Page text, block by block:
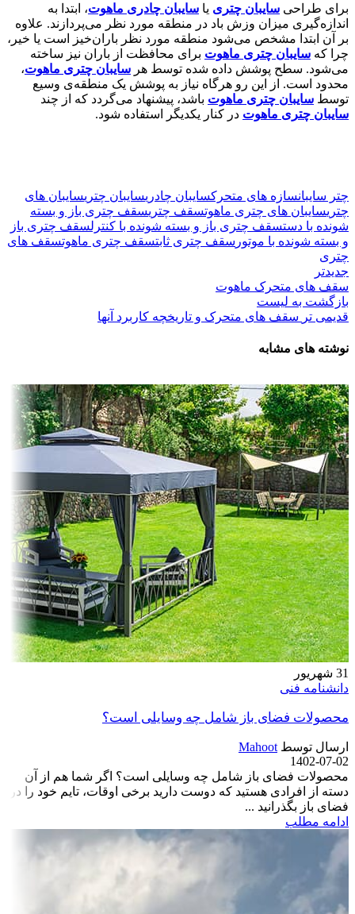
برای طراحی سایبان چتری یا سایبان چادری ماهوت، ابتدا به
اندازه‌گیری میزان وزش باد در منطقه مورد نظر می‌پردازند. علاوه
بر آن ابتدا مشخص می‌شود منطقه مورد نظر باران‌خیز است یا خیر،
چرا که سایبان چتری ماهوت برای محافظت از باران نیز ساخته
می‌شود. سطح پوشش داده شده توسط هر سایبان چتری ماهوت،
محدود است. از این رو هرگاه نیاز به پوشش یک منطقه‌ی وسیع
توسط سایبان چتری ماهوت باشد، پیشنهاد می‌گردد که از چند
سایبان چتری ماهوت در کنار یکدیگر استفاده شود.
چتر سایبانسازه های متحرکسایبان چادریسایبان چتریسایبان های
چتریسایبان های چتری ماهوتسقف چتریسقف چتری باز و بسته
شونده با دستسقف چتری باز و بسته شونده با کنترلسقف چتری باز
و بسته شونده با موتور سقف چتری ثابتسقف چتری ماهوتسقف های
چتری
جدیدتر
سقف های متحرک ماهوت
بازگشت به لیست
قدیمی تر سقف‌ های متحرک و تاریخچه کاربرد آنها
نوشته های مشابه
31 شهریور
دانشنامه فنی
محصولات فضای باز شامل چه وسایلی است؟
ارسال توسط Mahoot
1402-07-02
محصولات فضای باز شامل چه وسایلی است؟ اگر شما هم از آن
دسته از افرادی هستید که دوست دارید برخی اوقات، تایم خود را در
فضای باز بگذرانید ...
ادامه مطلب